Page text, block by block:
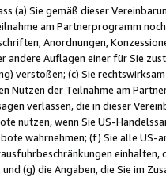
(a) Sie gemäß dieser
am Partnerprogramm
Anordnungen,
andere Auflagen einer für Sie
verstoßen; (c) Sie
Nutzen der Teilnahme am
verlassen, die in dieser
nutzen, wenn Sie US-
wahrnehmen; (f) Sie alle
(g) die Angaben, die Sie im